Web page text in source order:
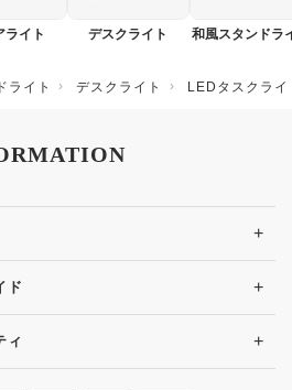
ライト デスクライト 和風スタンドラ
ライト デスクライト LEDタスクラ
+
ド +
ィ +